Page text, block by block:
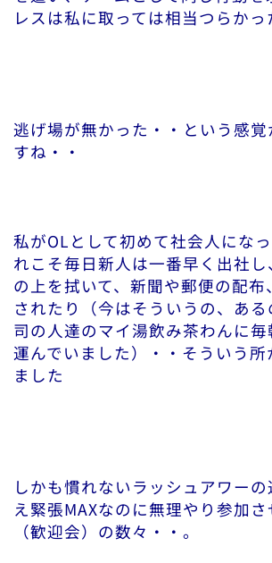
レスは私に取っては相当つらかっ
逃げ場が無かった・・という感
すね・・
私がOLとして初めて社会人にな
れこそ毎日新人は一番早く出社
の上を拭いて、新聞や郵便の配布
されたり（今はそういうの、あ
司の人達のマイ湯飲み茶わんに毎
運んでいました）・・そういう所
ました
しかも慣れないラッシュアワー
え緊張MAXなのに無理やり参加
（歓迎会）の数々・・。